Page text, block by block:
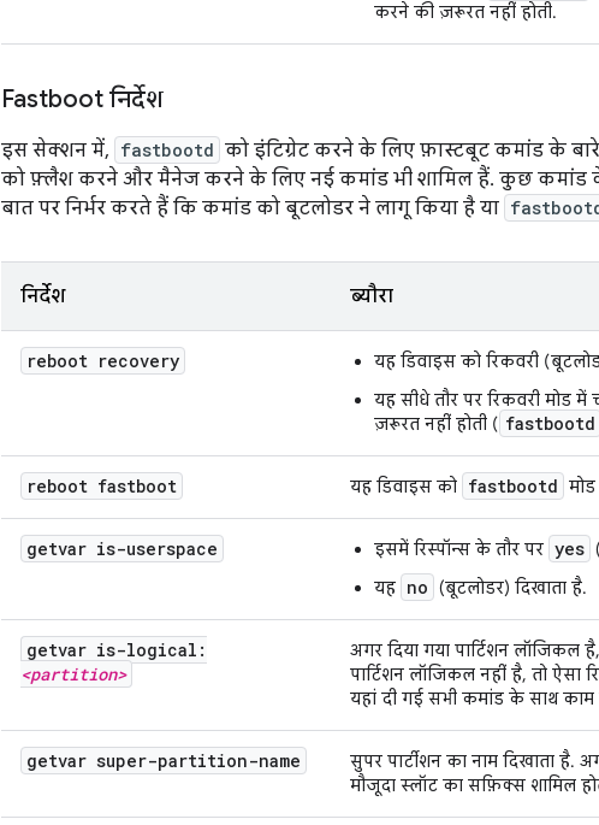
करने की ज़रूरत नहीं होती.
Fastboot निर्देश
इस सेक्शन में, fastbootd को इंटिग्रेट करने के लिए फ़ास्टबूट कमांड के
को फ़्लैश करने और मैनेज करने के लिए नई कमांड भी शामिल हैं. कुछ
बात पर निर्भर करते हैं कि कमांड को बूटलोडर ने लागू किया है या
निर्देश ब्यौरा
reboot recovery
यह डिवाइस को रिकवरी
यह सीधे तौर पर रिकवरी मोड
ज़रूरत नहीं होती ( fastbootd
reboot fastboot यह डिवाइस को fastbootd
getvar is-userspace इसमें रिस्पॉन्स के तौर पर yes (
यह no (बूटलोडर) दिखाता है.
getvar is-logical:
<partition>
अगर दिया गया पार्टिशन लॉजिकल
पार्टिशन लॉजिकल नहीं है, तो ऐसा
यहां दी गई सभी कमांड के साथ
getvar super-partition-name
सुपर पार्टीशन का नाम दिखाता है.
मौजूदा स्लॉट का सफ़िक्स शामिल